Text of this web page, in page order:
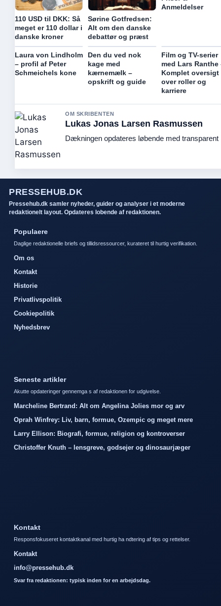
110 USD til DKK: Så
meget er 110 dollar i
danske kroner
Sørine Gotfredsen:
Alt om den danske
debattør og præst
Anmeldelser
Laura von Lindholm
– profil af Peter
Schmeichels kone
Den du ved nok
kage med
kærnemælk –
opskrift og guide
Film og TV-serier
med Lars Ranthe
Komplet oversigt
over roller og
karriere
OM SKRIBENTEN
Lukas Jonas Larsen Rasmussen
Dækningen opdateres løbende med transparent
PRESSEHUB.DK
Pressehub.dk samler nyheder, guider og analyser i et moderne
redaktionelt layout. Opdateres lobende af redaktionen.
Populaere
Daglige redaktionelle briefs og tillidsressourcer, kurateret til hurtig verifikation.
Om os
Kontakt
Historie
Privatlivspolitik
Cookiepolitik
Nyhedsbrev
Seneste artikler
Akutte opdateringer gennemga s af redaktionen for udgivelse.
Marcheline Bertrand: Alt om Angelina Jolies mor og arv
Oprah Winfrey: Liv, barn, formue, Ozempic og meget mere
Larry Ellison: Biografi, formue, religion og kontroverser
Christoffer Knuth – lensgreve, godsejer og dinosaurjæger
Kontakt
Responsfokuseret kontaktkanal med hurtig ha ndtering af tips og rettelser.
Kontakt
info@pressehub.dk
Svar fra redaktionen: typisk inden for en arbejdsdag.